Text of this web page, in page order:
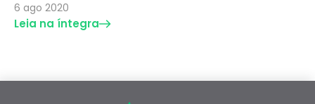
6 ago 2020
Leia na íntegra